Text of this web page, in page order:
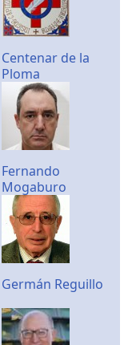
Centenar de la
Ploma
Fernando
Mogaburo
Germán Reguillo